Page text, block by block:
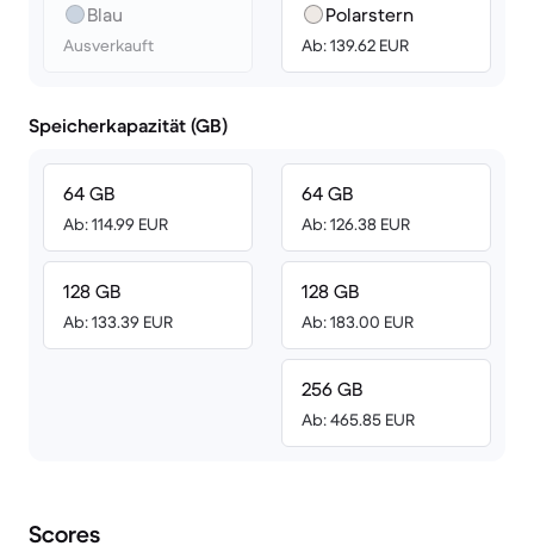
Blau
Ausverkauft
Polarstern
Ab: 139.62 EUR
Speicherkapazität (GB)
64 GB
Ab: 114.99 EUR
128 GB
Ab: 133.39 EUR
64 GB
Ab: 126.38 EUR
128 GB
Ab: 183.00 EUR
256 GB
Ab: 465.85 EUR
Scores